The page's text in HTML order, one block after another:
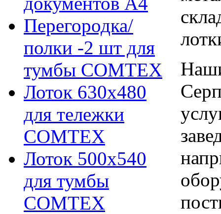
Перегородка/
полки -2 шт для
тумбы COMTEX
Лоток 630х480
для тележки
COMTEX
Лоток 500х540
для тумбы
COMTEX